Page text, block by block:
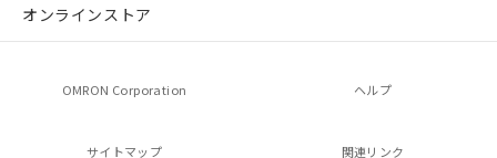
オンラインストア
OMRON Corporation ヘルプ
サイトマップ 関連リンク